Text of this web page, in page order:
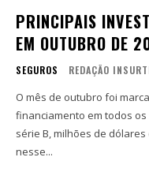
PRINCIPAIS
EM OUTUBRO DE
SEGUROS REDAÇÃO
O mês de outubro foi
financiamento em todos
série B, milhões de
nesse...